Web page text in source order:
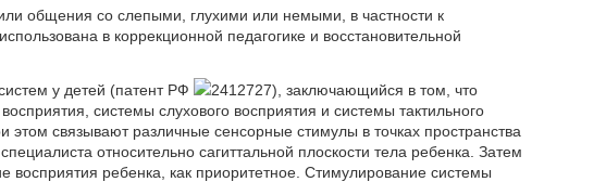
общения со слепыми, глухими или немыми, в частности к
в коррекционной педагогике и восстановительной
у детей (патент РФ
2412727), заключающийся в том, что
системы слухового восприятия и системы тактильного
этом связывают различные сенсорные стимулы в точках пространства
относительно сагиттальной плоскости тела ребенка. Затем
ребенка, как приоритетное. Стимулирование системы